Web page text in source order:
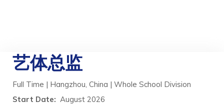
艺体总监
Full Time | Hangzhou, China | Whole School Division
Start Date: August 2026